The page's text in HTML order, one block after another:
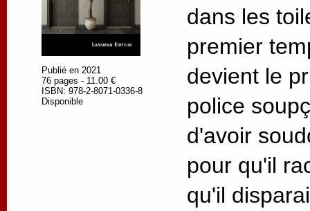
Publié en 2021
76 pages - 11.00 €
ISBN: 978-2-8071-0336-8
Disponible
dans les
premier
devient le
police
d'avoir
pour qu'il
qu'il